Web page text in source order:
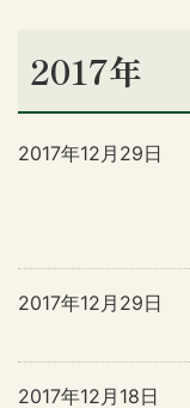
2017年
2017年12月29日
2017年12月29日
2017年12月18日